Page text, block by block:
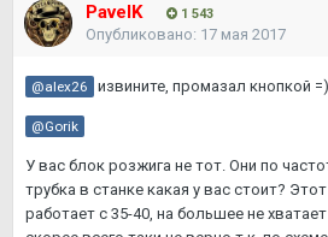
PavelK 1 543
Опубликовано: 17 мая 2017
@alex26 извините, промазал кнопкой =)
@Gorik
У вас блок розжига не тот. Они по
трубка в станке какая у вас стоит?
работает с 35-40, на большее не